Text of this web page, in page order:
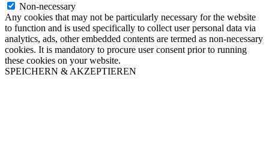
Non-necessary
Any cookies that may not be particularly necessary for the website
to function and is used specifically to collect user personal data via
analytics, ads, other embedded contents are termed as non-necessary
cookies. It is mandatory to procure user consent prior to running
these cookies on your website.
SPEICHERN & AKZEPTIEREN